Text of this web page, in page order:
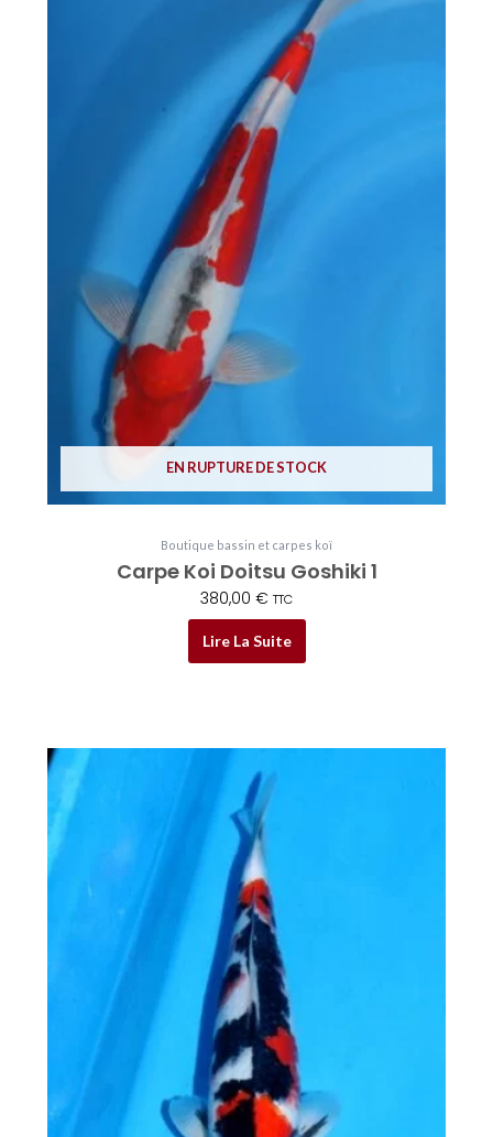
EN RUPTURE DE STOCK
Boutique bassin et carpes koï
Carpe Koi Doitsu Goshiki 1
380,00 € TTC
Lire La Suite